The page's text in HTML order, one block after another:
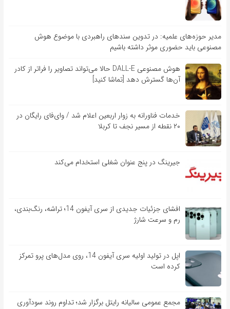
مدیر حوزه‌های علمیه: در تدوین سندهای راهبردی با موضوع هوش
مصنوعی باید حضوری موثر داشته باشیم
هوش مصنوعی DALL-E حالا می‌تواند تصاویر را فراتر از کادر
آن‌ها گسترش دهد [تماشا کنید]
خدمات فناورانه به زوار اربعین اعلام شد / وای‌فای رایگان در
۲۰ نقطه از مسیر نجف تا کربلا
جیرینگ در پنج عنوان شغلی استخدام می‌کند
افشای جزئیات جدیدی از سری آیفون 14؛ تراشه، رنگ‌بندی،
رم و سرعت شارژ
اپل در تولید اولیه سری آیفون 14، روی مدل‌های پرو تمرکز
کرده است
مجمع عمومی سالیانه رایتل برگزار شد؛ تداوم روند سودآوری